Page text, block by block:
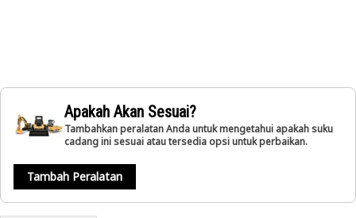
Apakah Akan Sesuai?
Tambahkan peralatan Anda untuk mengetahui apakah suku
cadang ini sesuai atau tersedia opsi untuk perbaikan.
Tambah Peralatan